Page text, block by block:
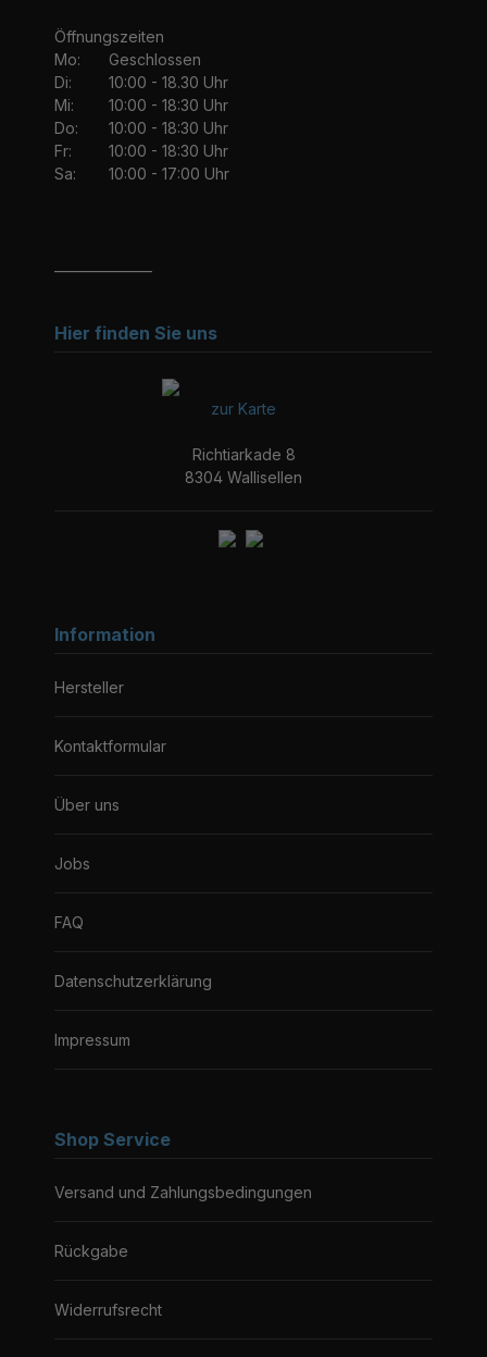
Öffnungszeiten
Mo:
Geschlossen
Di:
10:00 - 18.30 Uhr
Mi:
10:00 - 18:30 Uhr
Do:
10:00 - 18:30 Uhr
Fr:
10:00 - 18:30 Uhr
Sa:
10:00 - 17:00 Uhr
Hier finden Sie uns
zur Karte
Richtiarkade 8
8304 Wallisellen
Information
Hersteller
Kontaktformular
Über uns
Jobs
FAQ
Datenschutzerklärung
Impressum
Shop Service
Versand und Zahlungsbedingungen
Rückgabe
Widerrufsrecht